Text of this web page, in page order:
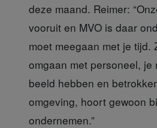
deze maand. Reimer:
vooruit en MVO is daar
moet meegaan met je tijd.
omgaan met personeel, je
beeld hebben en
omgeving, hoort gewoon
ondernemen.”